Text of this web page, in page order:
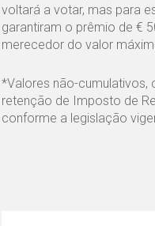
voltará a votar, mas para
garantiram o prêmio de €
merecedor do valor
*Valores não-cumulativos,
retenção de Imposto de
conforme a legislação